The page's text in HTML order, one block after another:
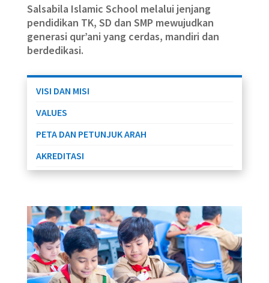
Salsabila Islamic School melalui jenjang
pendidikan TK, SD dan SMP mewujudkan
generasi qur’ani yang cerdas, mandiri dan
berdedikasi.
VISI DAN MISI
VALUES
PETA DAN PETUNJUK ARAH
AKREDITASI